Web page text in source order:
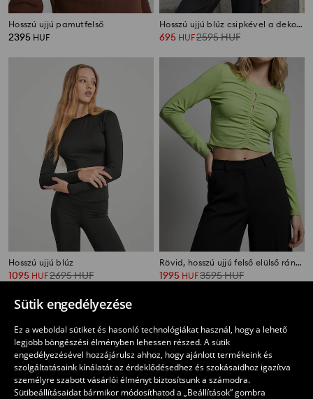
Sütik engedélyezése
Ez a weboldal sütiket és hasonló technológiákat használ, hogy a lehető
legjobb böngészési élményben lehessen részed. A sütik
engedélyezésével hozzájárulsz ahhoz, hogy ajánlott termékeink és
szolgáltatásaink kínálatát az érdeklődésedhez és szokásaidhoz igazítva
személyre szabott vásárlói élményt biztosítsunk a számodra.
Sütibeállításaidat bármikor módosíthatod a „Beállítások” gombra
Hosszú ujjú pamutfelső
2395 HUF
Hosszú ujjú blúz csipkével a dekoltázson
695 HUF2595HUF
Hosszú ujjú blúz
1095 HUF2695HUF
Rövid, hosszú ujjú felső elülső ráncolással
1995 HUF3595HUF